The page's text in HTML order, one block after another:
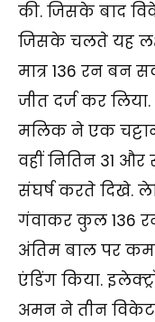
की. जिसके बाद
जिसके चलते यह
मात्र 136 रन बन
जीत दर्ज कर
मलिक ने एक
वहीं नितिन 31
संघर्ष करते दिखे.
गंवाकर कुल 136
अंतिम बाल पर
एंडिंग किया.
अमन ने तीन